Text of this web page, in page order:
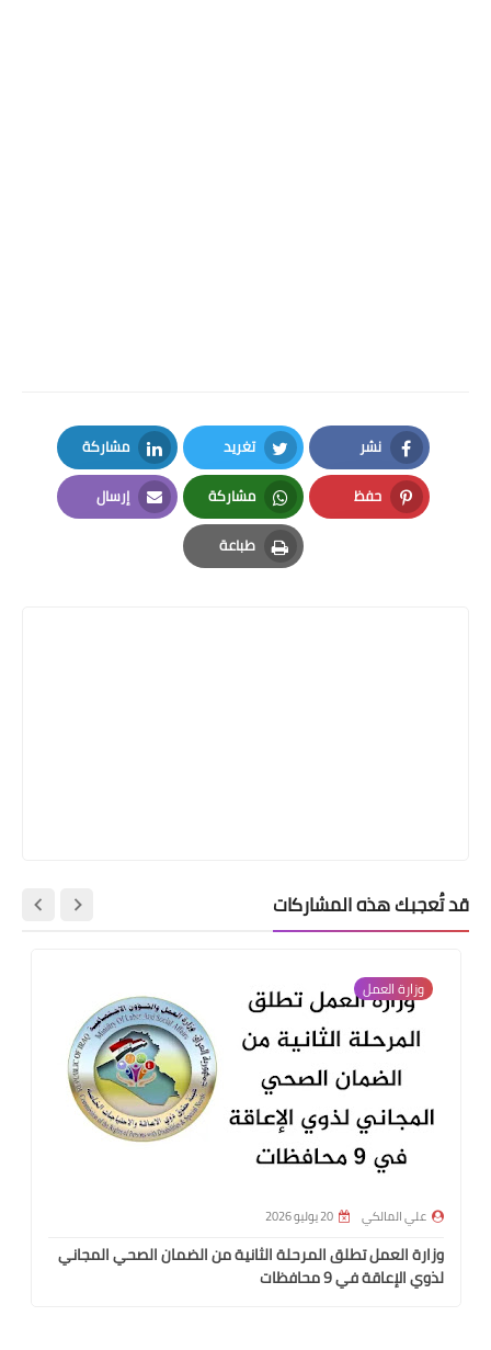
نشر
Facebook
تغريد
Twitter
مشاركة
LinkedIn
حفظ
Pinterest
مشاركة
Whatsapp
إرسال
Email
طباعة
Print
قد تُعجبك هذه المشاركات
وزارة العمل
علي المالكي 20 يوليو 2026
وزارة العمل تطلق المرحلة الثانية من الضمان الصحي المجاني
لذوي الإعاقة في 9 محافظات